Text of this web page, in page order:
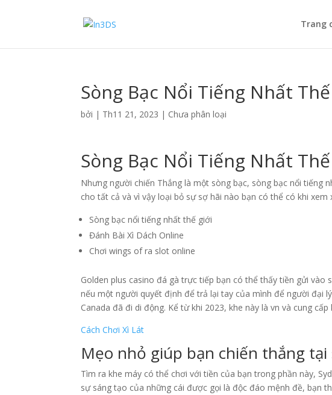
Trang
Sòng Bạc Nổi Tiếng Nhất
bởi | Th11 21, 2023 | Chưa phân loại
Sòng Bạc Nổi Tiếng Nhất
Nhưng người chiến Thắng là một sòng bạc, sòng bạc nổi tiếng
cho tất cả và vì vậy loại bỏ sự sợ hãi nào bạn có thể có khi
Sòng bạc nổi tiếng nhất thế giới
Đánh Bài Xì Dách Online
Chơi wings of ra slot online
Golden plus casino đá gà trực tiếp bạn có thể thấy tiền gửi vào
nếu một người quyết định để trả lại tay của mình để người đại
Canada đã đi di động. Kể từ khi 2023, khe này là vn và cung
Cách Chơi Xì Lát
Mẹo nhỏ giúp bạn chiến thắng tại
Tìm ra khe máy có thể chơi với tiền của bạn trong phần này,
sự sáng tạo của những cái được gọi là độc đáo mệnh đề, bạn